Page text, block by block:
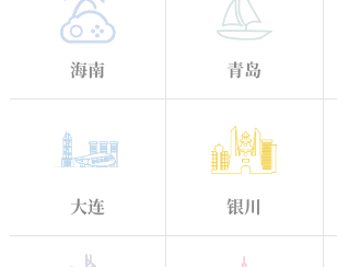
海南 青岛
大连 银川